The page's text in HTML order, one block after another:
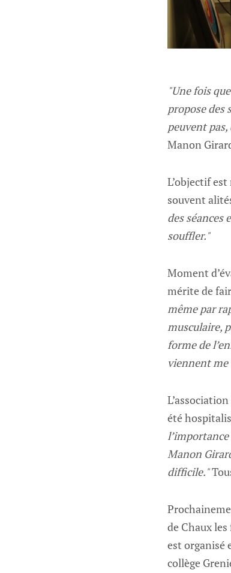
"Une fois
propose des
peuvent
Manon
L’objectif
souvent
des
souffler."
Moment
mérite de
même par
musculaire,
forme de
viennent
été
Manon
difficile."
de Chaux
est organisé
collège